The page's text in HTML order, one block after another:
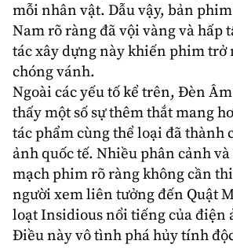
mỗi nhân vật. Dẫu vậy, bản
Nam rõ ràng đã vội vàng và hấp
tác xây dựng này khiến phim trở
chóng vánh.
Ngoài các yếu tố kể trên, Đèn
thấy một số sự thêm thắt mang
tác phẩm cùng thể loại đã thành
ảnh quốc tế. Nhiều phân cảnh
mạch phim rõ ràng không cần
người xem liên tưởng đến Quật
loạt Insidious nổi tiếng của điện
Điều này vô tình phá hủy tính